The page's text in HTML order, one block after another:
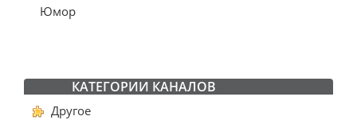
Юмор
КАТЕГОРИИ КАНАЛОВ
Другое